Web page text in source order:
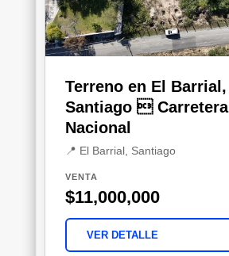
Terreno en El Barrial,
Santiago  Carretera
Nacional
📍 El Barrial, Santiago
VENTA
$11,000,000
VER DETALLE